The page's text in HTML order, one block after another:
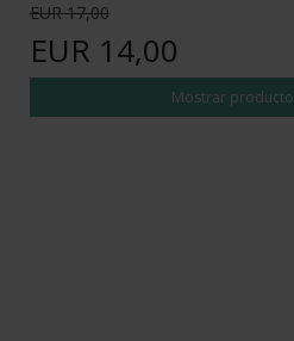
EUR 17,00
EUR 14,00
Mostrar producto